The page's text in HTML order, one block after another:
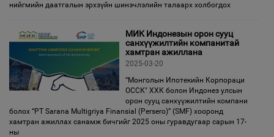
нийгмийн даатгалын эрхзүйн шинэчлэлийн талаарх холбогдох
МИК Индонезын орон сууц
санхүүжилтийн компанитай
хамтран ажиллана
2025-03-20
“Монголын Ипотекийн Корпораци
ОССК" ХХК болон Индонез улсын
орон сууц санхүүжилтийн компани
болох “PT Sarana Multigriya Finansial (Persero)” (SMF) хооронд
хамтран ажиллах санамж бичгийг 2025 оны гуравдугаар сарын 17-
ны